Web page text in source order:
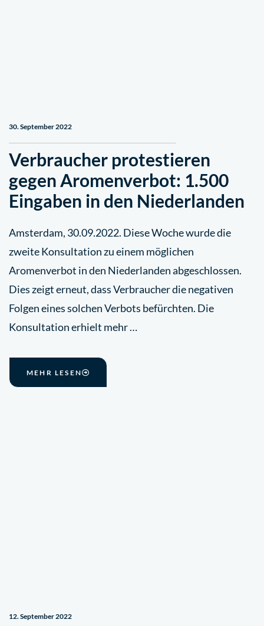
30. September 2022
Verbraucher protestieren
gegen Aromenverbot: 1.500
Eingaben in den Niederlanden
Amsterdam, 30.09.2022. Diese Woche wurde die
zweite Konsultation zu einem möglichen
Aromenverbot in den Niederlanden abgeschlossen.
Dies zeigt erneut, dass Verbraucher die negativen
Folgen eines solchen Verbots befürchten. Die
Konsultation erhielt mehr …
MEHR LESEN
12. September 2022